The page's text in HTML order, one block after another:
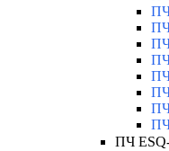
ПЧ
ПЧ
ПЧ
ПЧ
ПЧ
ПЧ
ПЧ
ПЧ
ПЧ